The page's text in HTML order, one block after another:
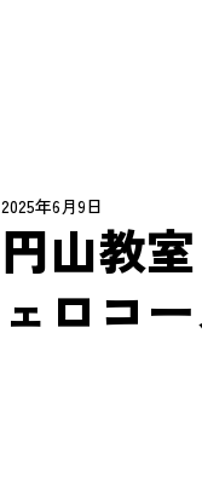
円山教
ェロコ
2025年6月9日